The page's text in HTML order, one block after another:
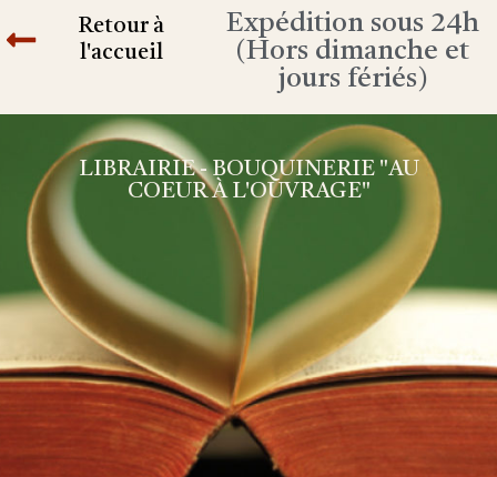
Retour à
l'accueil
Expédition sous 24h
(Hors dimanche et
jours fériés)
LIBRAIRIE - BOUQUINERIE "AU
COEUR À L'OUVRAGE"